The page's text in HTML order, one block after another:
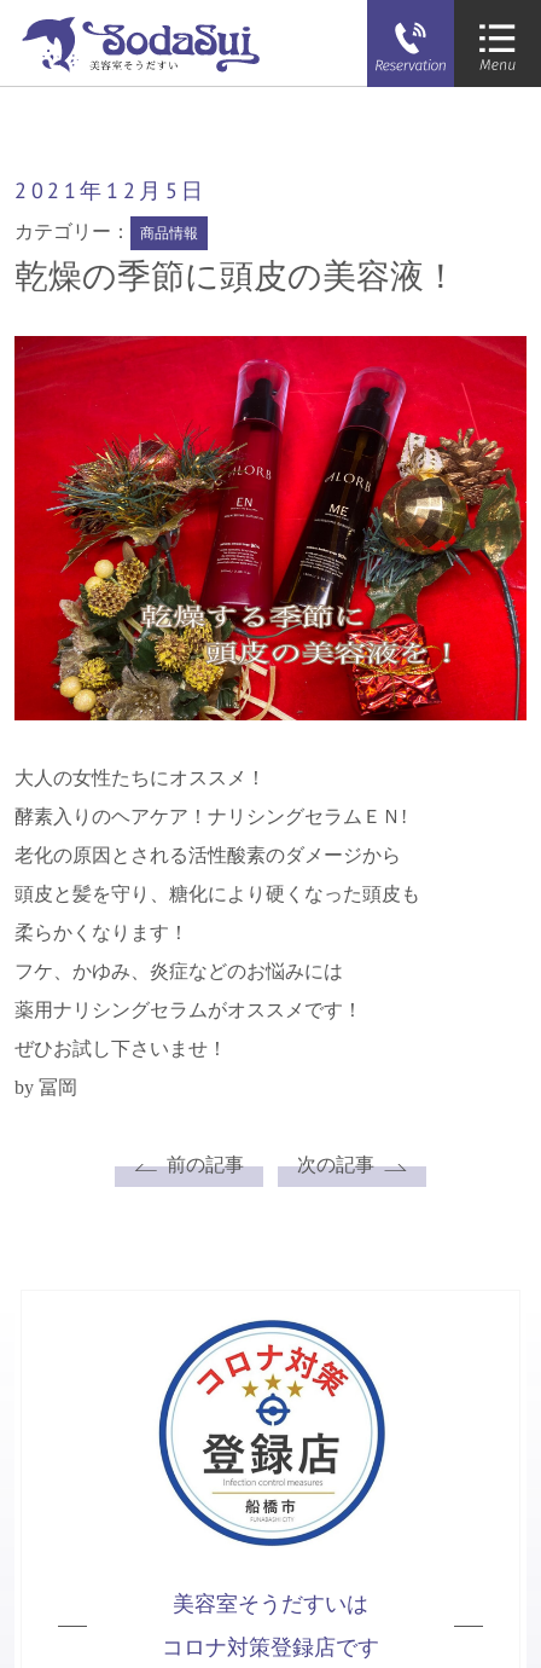
2021年 12月 5日
カテゴリー： 商品情報
乾燥の季節に頭皮の美容液！
大人の女性たちにオススメ！
酵素入りのヘアケア！ナリシングセラムＥＮ!
老化の原因とされる活性酸素のダメージから
頭皮と髪を守り、糖化により硬くなった頭皮も
柔らかくなります！
フケ、かゆみ、炎症などのお悩みには
薬用ナリシングセラムがオススメです！
ぜひお試し下さいませ！
by 冨岡
前の記事 次の記事
美容室そうだすいは
コロナ対策登録店です